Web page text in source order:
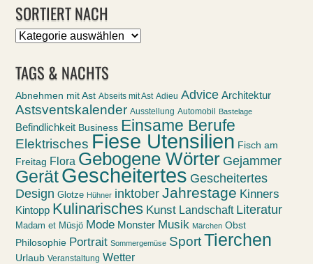
SORTIERT NACH
Sortiert
TAGS & NACHTS
Abnehmen mit Ast Abseits mit Ast Adieu Advice Architektur
Astsventskalender Ausstellung Automobil Bastelage
Befindlichkeit Business Einsame Berufe
Elektrisches Fiese Utensilien Fisch am
Freitag Flora Gebogene Wörter Gejammer
GerätGescheitertes Gescheitertes
Design Glotze Hühner inktober Jahrestage Kinners
Kintopp Kulinarisches Kunst Landschaft Literatur
Madam et Müsjö Mode Monster Musik Märchen Obst
Philosophie Portrait Sommergemüse Sport Tierchen
Urlaub Veranstaltung Wetter